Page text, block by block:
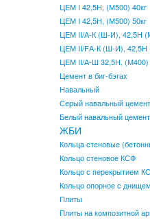
ЦЕМ I 42,5Н, (М500) 40кг
ЦЕМ I 42,5Н, (М500) 50кг
ЦЕМ II/А-К (Ш-И), 42,5Н
ЦЕМ II/FА-К (Ш-И), 42,5Н
ЦЕМ II/А-Ш 32,5Н, (М400)
Цемент в биг-бэгах
Навальный
Серый навальный
Белый навальный
ЖБИ
Кольца стеновые
Кольцо стеновое КСФ
Кольцо с перекрытием
Кольцо опорное с
Плиты
Плиты на композитной